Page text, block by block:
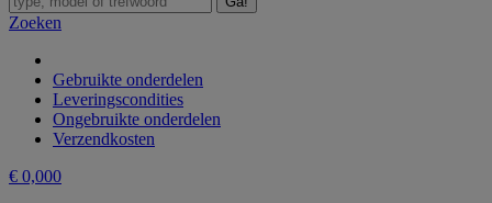
Zoeken
Gebruikte onderdelen
Leveringscondities
Ongebruikte onderdelen
Verzendkosten
€ 0,000